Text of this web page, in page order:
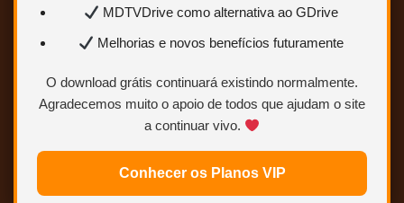
MDTVDrive como alternativa ao GDrive
Melhorias e novos benefícios futuramente
O download grátis continuará existindo normalmente.
Agradecemos muito o apoio de todos que ajudam o site
a continuar vivo.
Conhecer os Planos VIP
para visualizar os links de
Mais velocidade
Links estáveis
Quero ser VIP
agora